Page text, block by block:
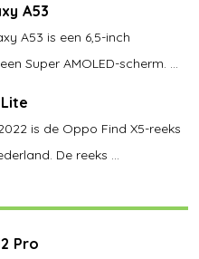
A53
A53 is een 6,5-inch
Super AMOLED-scherm. ...
is de Oppo Find X5-reeks
De reeks ...
Pro